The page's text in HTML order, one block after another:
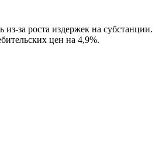
за роста издержек на субстанции.
цен на 4,9%.